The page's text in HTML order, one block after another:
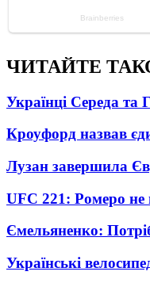
ЧИТАЙТЕ
Українці Середа та
Кроуфорд назвав
Лузан завершила
UFC 221: Ромеро не
Ємельяненко:
Українські